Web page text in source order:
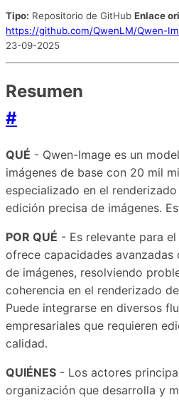
Tipo: Repositorio de GitHub Enlace
https://github.com/QwenLM/Qwen-
23-09-2025
Resumen
#
QUÉ - Qwen-Image es un
imágenes de base con 20 mil
especializado en el
edición precisa de imágenes.
POR QUÉ - Es relevante para
ofrece capacidades avanzadas
de imágenes, resolviendo
coherencia en el renderizado
Puede integrarse en diversos
empresariales que requieren
calidad.
QUIÉNES - Los actores
organización que desarrolla y